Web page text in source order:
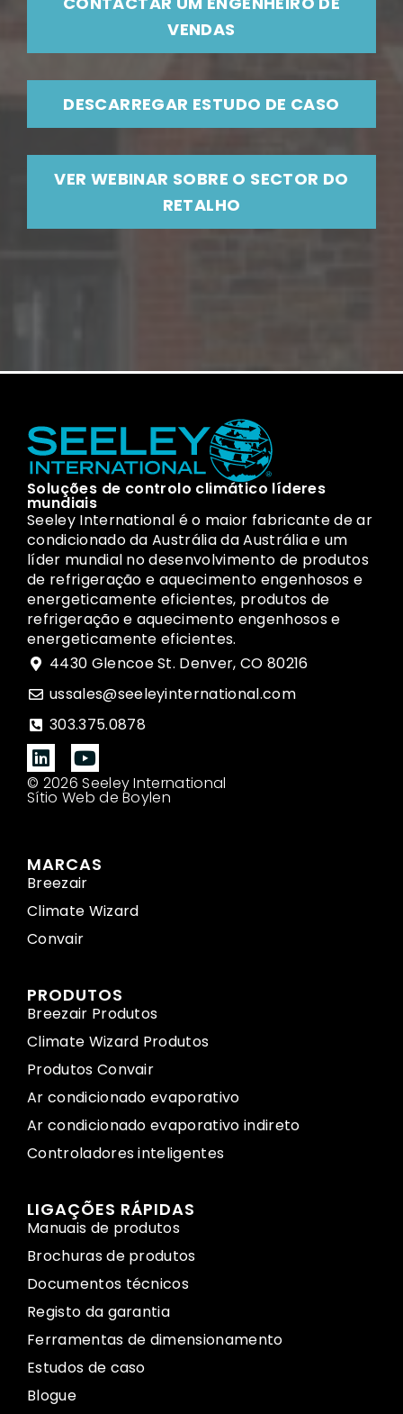
VENDAS
DESCARREGAR ESTUDO DE CASO
VER WEBINAR SOBRE O SECTOR DO
RETALHO
Soluções de controlo climático líderes
mundiais
Seeley International é o maior fabricante de ar
condicionado da Austrália da Austrália e um
líder mundial no desenvolvimento de produtos
de refrigeração e aquecimento engenhosos e
energeticamente eficientes, produtos de
refrigeração e aquecimento engenhosos e
energeticamente eficientes.
4430 Glencoe St. Denver, CO 80216
ussales@seeleyinternational.com
303.375.0878
© 2026 Seeley International
Sítio Web de Boylen
MARCAS
Breezair
Climate Wizard
Convair
PRODUTOS
Breezair Produtos
Climate Wizard Produtos
Produtos Convair
Ar condicionado evaporativo
Ar condicionado evaporativo indireto
Controladores inteligentes
LIGAÇÕES RÁPIDAS
Manuais de produtos
Brochuras de produtos
Documentos técnicos
Registo da garantia
Ferramentas de dimensionamento
Estudos de caso
Blogue